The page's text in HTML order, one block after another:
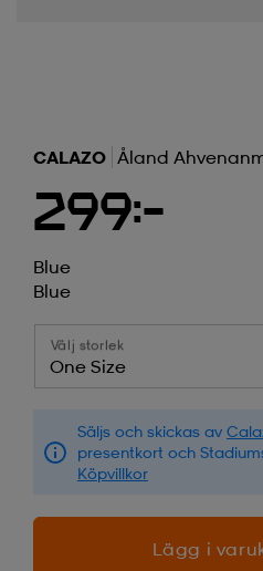
CALAZO Åland
299:-
Blue
Blue
Välj storlek
One Size
Säljs och skickas av
presentkort och
Köpvillkor
Lägg i